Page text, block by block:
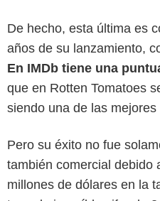
De hecho, esta última es
años de su lanzamiento,
En IMDb tiene una
que en Rotten Tomatoes
siendo una de las
Pero su éxito no fue
también comercial debido
millones de dólares en la
Warner